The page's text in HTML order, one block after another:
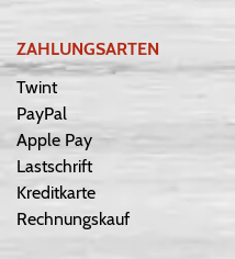
ZAHLUNGSARTEN
Twint
PayPal
Apple Pay
Lastschrift
Kreditkarte
Rechnungskauf